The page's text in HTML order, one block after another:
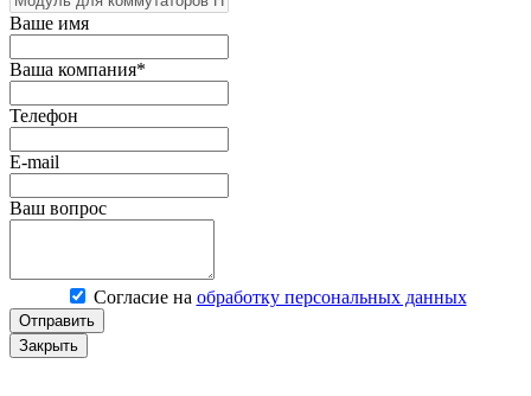
Ваше имя
Ваша компания*
Телефон
E-mail
Ваш вопрос
Согласие на обработку персональных данных
Отправить
Закрыть